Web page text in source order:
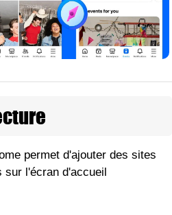
permet d'ajouter des sites
sur l'écran d'accueil